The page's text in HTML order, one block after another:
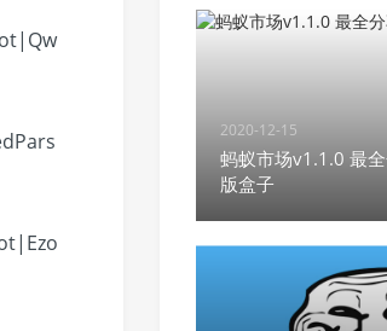
2020-12-15
蚂蚁市场v1.1.0 最
版盒子